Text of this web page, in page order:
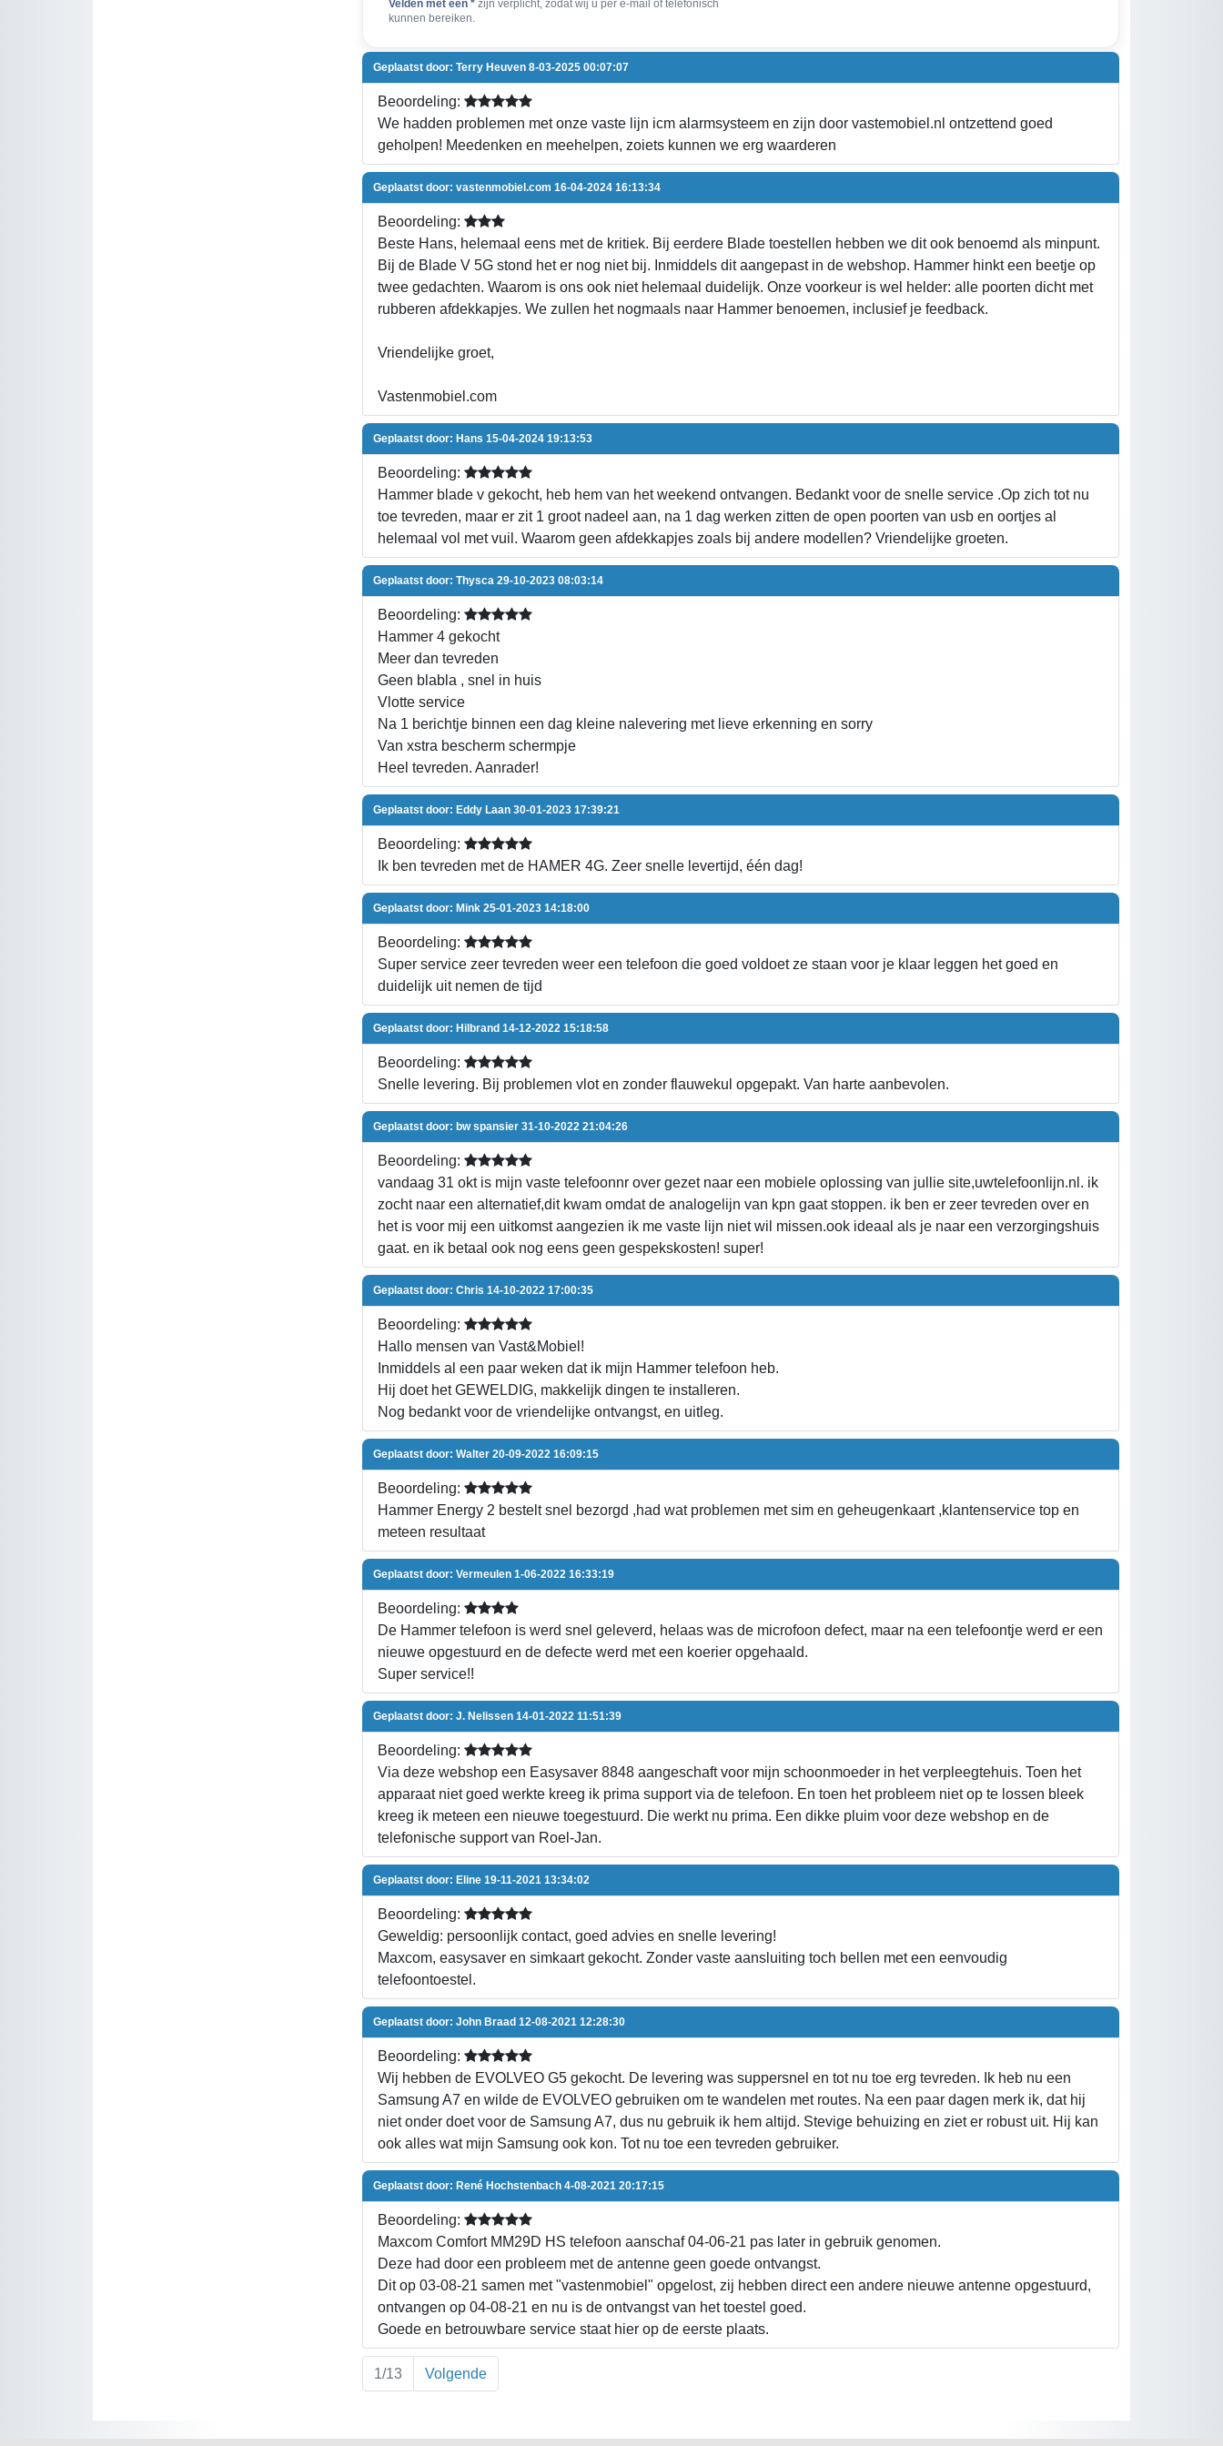
Velden met een * zijn verplicht, zodat wij u per e-mail of telefonisch
kunnen bereiken.
Geplaatst door: Terry Heuven 8-03-2025 00:07:07
Beoordeling:
We hadden problemen met onze vaste lijn icm alarmsysteem en zijn door vastemobiel.nl ontzettend goed
geholpen! Meedenken en meehelpen, zoiets kunnen we erg waarderen
Geplaatst door: vastenmobiel.com 16-04-2024 16:13:34
Beoordeling:
Beste Hans, helemaal eens met de kritiek. Bij eerdere Blade toestellen hebben we dit ook benoemd als minpunt.
Bij de Blade V 5G stond het er nog niet bij. Inmiddels dit aangepast in de webshop. Hammer hinkt een beetje op
twee gedachten. Waarom is ons ook niet helemaal duidelijk. Onze voorkeur is wel helder: alle poorten dicht met
rubberen afdekkapjes. We zullen het nogmaals naar Hammer benoemen, inclusief je feedback.
Vriendelijke groet,
Vastenmobiel.com
Geplaatst door: Hans 15-04-2024 19:13:53
Beoordeling:
Hammer blade v gekocht, heb hem van het weekend ontvangen. Bedankt voor de snelle service .Op zich tot nu
toe tevreden, maar er zit 1 groot nadeel aan, na 1 dag werken zitten de open poorten van usb en oortjes al
helemaal vol met vuil. Waarom geen afdekkapjes zoals bij andere modellen? Vriendelijke groeten.
Geplaatst door: Thysca 29-10-2023 08:03:14
Beoordeling:
Hammer 4 gekocht
Meer dan tevreden
Geen blabla , snel in huis
Vlotte service
Na 1 berichtje binnen een dag kleine nalevering met lieve erkenning en sorry
Van xstra bescherm schermpje
Heel tevreden. Aanrader!
Geplaatst door: Eddy Laan 30-01-2023 17:39:21
Beoordeling:
Ik ben tevreden met de HAMER 4G. Zeer snelle levertijd, één dag!
Geplaatst door: Mink 25-01-2023 14:18:00
Beoordeling:
Super service zeer tevreden weer een telefoon die goed voldoet ze staan voor je klaar leggen het goed en
duidelijk uit nemen de tijd
Geplaatst door: Hilbrand 14-12-2022 15:18:58
Beoordeling:
Snelle levering. Bij problemen vlot en zonder flauwekul opgepakt. Van harte aanbevolen.
Geplaatst door: bw spansier 31-10-2022 21:04:26
Beoordeling:
vandaag 31 okt is mijn vaste telefoonnr over gezet naar een mobiele oplossing van jullie site,uwtelefoonlijn.nl. ik
zocht naar een alternatief,dit kwam omdat de analogelijn van kpn gaat stoppen. ik ben er zeer tevreden over en
het is voor mij een uitkomst aangezien ik me vaste lijn niet wil missen.ook ideaal als je naar een verzorgingshuis
gaat. en ik betaal ook nog eens geen gespekskosten! super!
Geplaatst door: Chris 14-10-2022 17:00:35
Beoordeling:
Hallo mensen van Vast&Mobiel!
Inmiddels al een paar weken dat ik mijn Hammer telefoon heb.
Hij doet het GEWELDIG, makkelijk dingen te installeren.
Nog bedankt voor de vriendelijke ontvangst, en uitleg.
Geplaatst door: Walter 20-09-2022 16:09:15
Beoordeling:
Hammer Energy 2 bestelt snel bezorgd ,had wat problemen met sim en geheugenkaart ,klantenservice top en
meteen resultaat
Geplaatst door: Vermeulen 1-06-2022 16:33:19
Beoordeling:
De Hammer telefoon is werd snel geleverd, helaas was de microfoon defect, maar na een telefoontje werd er een
nieuwe opgestuurd en de defecte werd met een koerier opgehaald.
Super service!!
Geplaatst door: J. Nelissen 14-01-2022 11:51:39
Beoordeling:
Via deze webshop een Easysaver 8848 aangeschaft voor mijn schoonmoeder in het verpleegtehuis. Toen het
apparaat niet goed werkte kreeg ik prima support via de telefoon. En toen het probleem niet op te lossen bleek
kreeg ik meteen een nieuwe toegestuurd. Die werkt nu prima. Een dikke pluim voor deze webshop en de
telefonische support van Roel-Jan.
Geplaatst door: Eline 19-11-2021 13:34:02
Beoordeling:
Geweldig: persoonlijk contact, goed advies en snelle levering!
Maxcom, easysaver en simkaart gekocht. Zonder vaste aansluiting toch bellen met een eenvoudig
telefoontoestel.
Geplaatst door: John Braad 12-08-2021 12:28:30
Beoordeling:
Wij hebben de EVOLVEO G5 gekocht. De levering was suppersnel en tot nu toe erg tevreden. Ik heb nu een
Samsung A7 en wilde de EVOLVEO gebruiken om te wandelen met routes. Na een paar dagen merk ik, dat hij
niet onder doet voor de Samsung A7, dus nu gebruik ik hem altijd. Stevige behuizing en ziet er robust uit. Hij kan
ook alles wat mijn Samsung ook kon. Tot nu toe een tevreden gebruiker.
Geplaatst door: René Hochstenbach 4-08-2021 20:17:15
Beoordeling:
Maxcom Comfort MM29D HS telefoon aanschaf 04-06-21 pas later in gebruik genomen.
Deze had door een probleem met de antenne geen goede ontvangst.
Dit op 03-08-21 samen met "vastenmobiel" opgelost, zij hebben direct een andere nieuwe antenne opgestuurd,
ontvangen op 04-08-21 en nu is de ontvangst van het toestel goed.
Goede en betrouwbare service staat hier op de eerste plaats.
1/13 Volgende